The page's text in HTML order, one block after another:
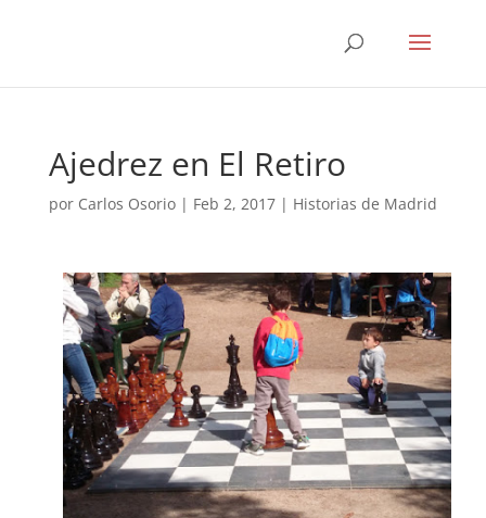
Ajedrez en El Retiro
por Carlos Osorio| Feb 2, 2017| Historias de Madrid